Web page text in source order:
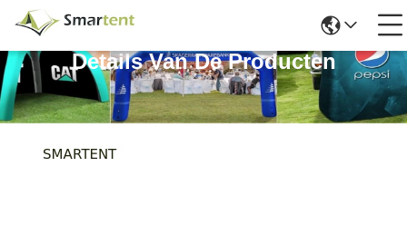
Details Van De Producten